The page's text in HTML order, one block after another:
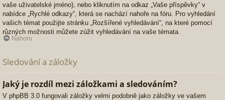
vaše uživatelské jméno), nebo kliknutím na odkaz „Vaše příspěvky“ v
nabídce „Rychlé odkazy“, která se nachází nahoře na fóru. Pro vyhledání
vašich témat použijte stránku „Rozšířené vyhledávání“, na které pomocí
různých možnosti můžete zúžit vyhledávání na vaše témata.
Nahoru
Sledování a záložky
Jaký je rozdíl mezi záložkami a sledováním?
V phpBB 3.0 fungovali záložky velmi podobně jako záložky ve vašem